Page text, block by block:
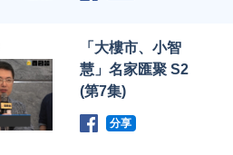
「大樓市、小智
慧」名家匯聚 S2
(第7集)
分享